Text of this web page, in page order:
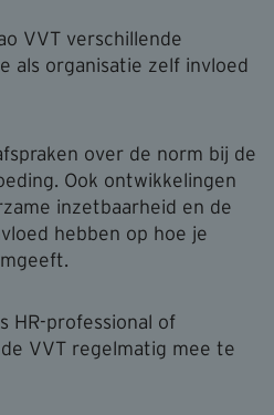
VVT verschillende
als organisatie zelf invloed
over de norm bij de
Ook ontwikkelingen
inzetbaarheid en de
hebben op hoe je
HR-professional of
VVT regelmatig mee te